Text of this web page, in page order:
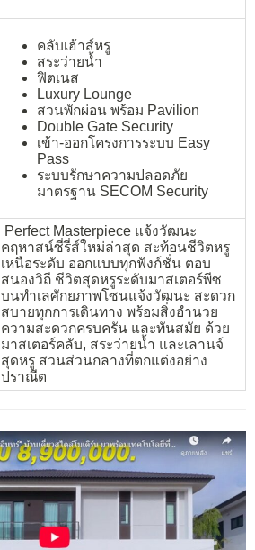
คลับเฮ้าส์หรู
สระว่ายน้ำ
ฟิตเนส
Luxury Lounge
สวนพักผ่อน พร้อม Pavilion
Double Gate Security
เข้า-ออกโครงการระบบ Easy
Pass
ระบบรักษาความปลอดภัย
มาตรฐาน SECOM Security
Perfect Masterpiece แจ้งวัฒนะ
คฤหาสน์ซี่รี่ส์ใหม่ล่าสุด สะท้อนชีวิตหรู
เหนือระดับ ออกแบบทุกฟังก์ชั่น ตอบ
สนองวิถี ชีวิตสุดหรูระดับมาสเตอร์พีซ
บนทำเลศักยภาพโซนแจ้งวัฒนะ สะดวก
สบายทุกการเดินทาง พร้อมสิ่งอำนวย
ความสะดวกครบครัน และทันสมัย ด้วย
มาสเตอร์คลับ, สระว่ายน้ำ และเลานจ์
สุดหรู สวนส่วนกลางที่ตกแต่งอย่าง
ปราณีต